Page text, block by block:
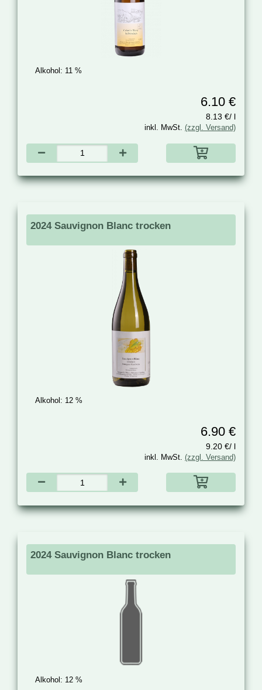
Alkohol: 11 %
6.10 €
8.13 €/ l
inkl. MwSt. (zzgl. Versand)
2024 Sauvignon Blanc trocken
Alkohol: 12 %
6.90 €
9.20 €/ l
inkl. MwSt. (zzgl. Versand)
2024 Sauvignon Blanc trocken
Alkohol: 12 %